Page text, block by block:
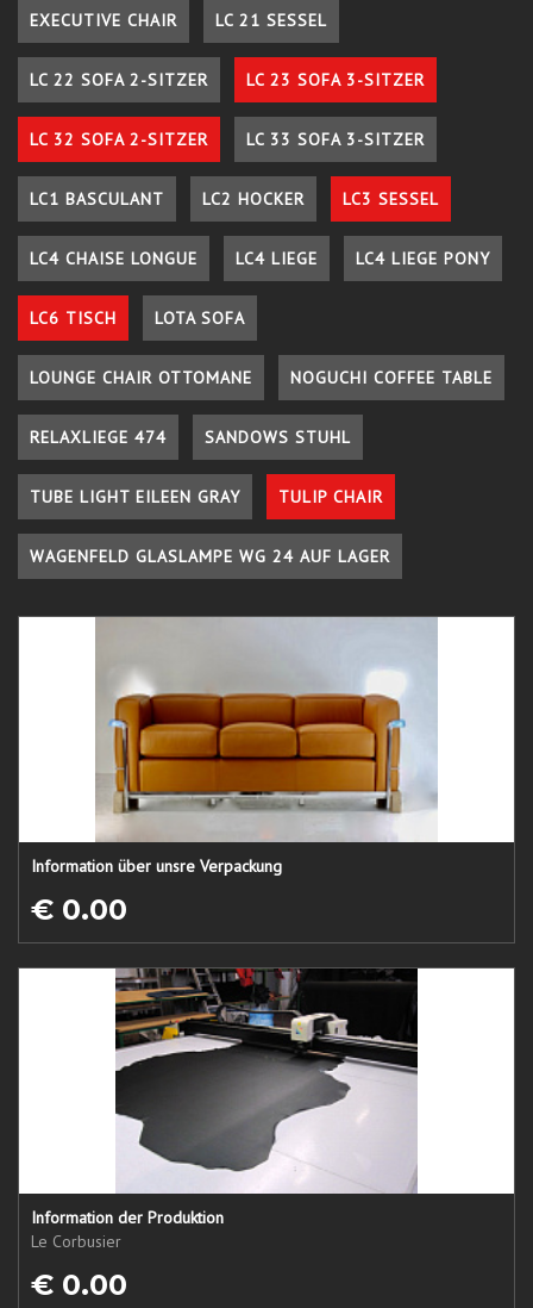
EXECUTIVE CHAIR LC 21 SESSEL
LC 22 SOFA 2-SITZER LC 23 SOFA 3-SITZER
LC 32 SOFA 2-SITZER LC 33 SOFA 3-SITZER
LC1 BASCULANT LC2 HOCKER LC3 SESSEL
LC4 CHAISE LONGUE LC4 LIEGE LC4 LIEGE PONY
LC6 TISCH LOTA SOFA
LOUNGE CHAIR OTTOMANE NOGUCHI COFFEE TABLE
RELAXLIEGE 474 SANDOWS STUHL
TUBE LIGHT EILEEN GRAY TULIP CHAIR
WAGENFELD GLASLAMPE WG 24 AUF LAGER
Information über unsre Verpackung
€ 0.00
Information der Produktion
Le Corbusier
€ 0.00